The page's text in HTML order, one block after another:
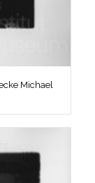
Michael